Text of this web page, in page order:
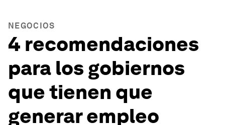
NEGOCIOS
4 recomendaciones
para los gobiernos
que tienen que
generar empleo